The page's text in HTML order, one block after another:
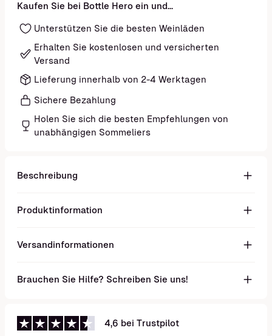
Kaufen Sie bei Bottle Hero ein und...
Unterstützen Sie die besten Weinläden
Erhalten Sie kostenlosen und versicherten
Versand
Lieferung innerhalb von 2-4 Werktagen
Sichere Bezahlung
Holen Sie sich die besten Empfehlungen von
unabhängigen Sommeliers
Beschreibung
Produktinformation
Versandinformationen
Brauchen Sie Hilfe? Schreiben Sie uns!
4,6 bei Trustpilot